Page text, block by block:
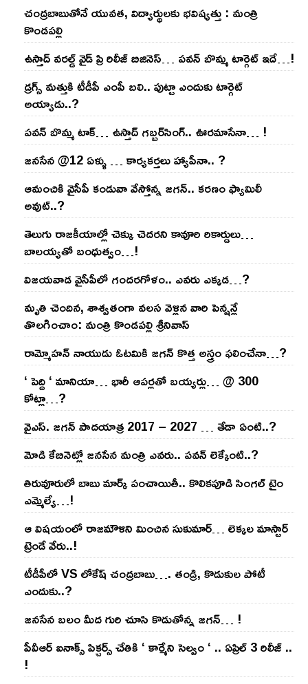
చంద్ర‌బాబుతోనే యువ‌త‌, విద్యార్థుల‌కు భ‌విష్య‌త్తు : మంత్రి
కొండ‌ప‌ల్లి
ఉస్తాద్ వ‌ర‌ల్డ్ వైడ్ ప్రి రిలీజ్ బిజినెస్‌… ప‌వ‌న్ బొమ్మ టార్గెట్ ఇదే…!
డ్రగ్స్ మత్తుకి టీడీపీ ఎంపీ బలి.. పుట్టా ఎందుకు టార్గెట్
అయ్యాడు..?
ప‌వ‌న్ బొమ్మ టాక్‌… ఉస్తాద్ గ‌బ్బ‌ర్‌సింగ్‌.. ఊర‌మాసేనా… !
జనసేన @12 ఏళ్ళు … కార్యకర్తలు హ్యాపీనా.. ?
ఆమంచికి వైసీపీ కండువా వేస్తోన్న జ‌గ‌న్‌.. క‌ర‌ణం ఫ్యామిలీ
అవుట్‌..?
తెలుగు రాజ‌కీయాల్లో చెక్కు చెద‌ర‌ని కావూరి రికార్డులు…
బాల‌య్యతో బంధుత్వం…!
విజ‌య‌వాడ వైసీపీలో గంద‌ర‌గోళం.. ఎవ‌రు ఎక్క‌డ‌…?
మృతి చెందిన, శాశ్వతంగా వలస వెళ్లిన వారి పెన్ష‌న్లే
తొల‌గించాం: మంత్రి కొండపల్లి శ్రీనివాస్
రామ్మోహ‌న్ నాయుడు ఓట‌మికి జ‌గ‌న్ కొత్త అస్త్రం ఫ‌లించేనా…?
‘ పెద్ది ‘ మానియా… భారీ ఆప‌ర్ల‌తో బ‌య్య‌ర్లు… @ 300
కోట్లా…?
వైఎస్‌. జ‌గ‌న్ పాద‌యాత్ర 2017 – 2027 … తేడా ఏంటి..?
మోడి కేబినెట్లో జ‌నసేన మంత్రి ఎవ‌రు.. ప‌వ‌న్ లెక్కేంటి..?
తిరువూరులో బాబు మార్క్ పంచాయితీ.. కొలిక‌పూడి సింగ‌ల్ టైం
ఎమ్మెల్యే…!
ఆ విష‌యంలో రాజ‌మౌళిని మించిన సుకుమార్‌… లెక్క‌ల మాస్టార్
ట్రెండే వేరు..!
టీడీపీలో VS లోకేష్ చంద్ర‌బాబు…. తండ్రి, కొడుకుల పోటీ
ఎందుకు..?
జ‌న‌సేన బ‌లం మీద గురి చూసి కొడుతోన్న జ‌గ‌న్‌… !
పీవీఆర్ ఐనాక్స్ పిక్చర్స్ చేతికి ‘ కార్మేని సెల్వం ‘ .. ఏప్రిల్ 3 రిలీజ్ ..
!